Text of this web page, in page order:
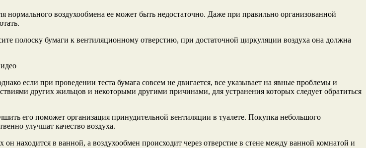
воздухообмена ее может быть недостаточно. Даже при правильно организованной
полоску бумаги к вентиляционному отверстию, при достаточной циркуляции воздуха она должна
если при проведении теста бумага совсем не двигается, все указывает на явные проблемы и
других жильцов и некоторыми другими причинами, для устранения которых следует обратиться
его поможет организация принудительной вентиляции в туалете. Покупка небольшого
улучшат качество воздуха.
находится в ванной, а воздухообмен происходит через отверстие в стене между ванной комнатой и